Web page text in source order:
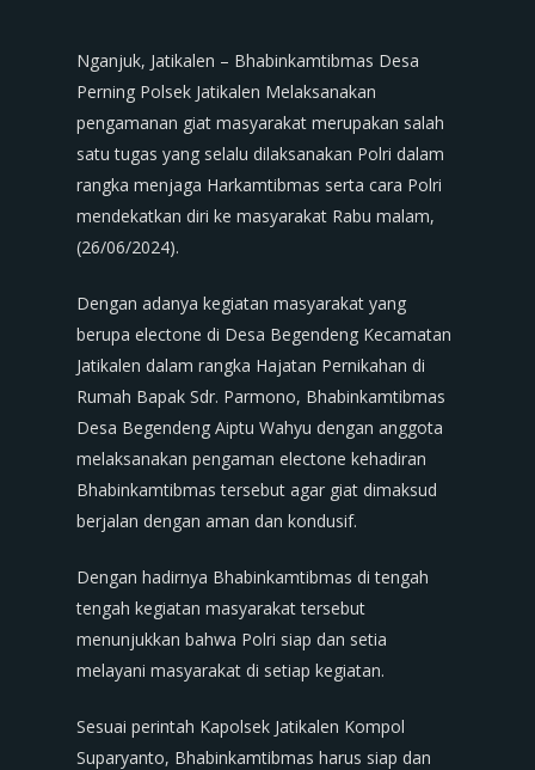
Nganjuk, Jatikalen – Bhabinkamtibmas Desa
Perning Polsek Jatikalen Melaksanakan
pengamanan giat masyarakat merupakan salah
satu tugas yang selalu dilaksanakan Polri dalam
rangka menjaga Harkamtibmas serta cara Polri
mendekatkan diri ke masyarakat Rabu malam,
(26/06/2024).
Dengan adanya kegiatan masyarakat yang
berupa electone di Desa Begendeng Kecamatan
Jatikalen dalam rangka Hajatan Pernikahan di
Rumah Bapak Sdr. Parmono, Bhabinkamtibmas
Desa Begendeng Aiptu Wahyu dengan anggota
melaksanakan pengaman electone kehadiran
Bhabinkamtibmas tersebut agar giat dimaksud
berjalan dengan aman dan kondusif.
Dengan hadirnya Bhabinkamtibmas di tengah
tengah kegiatan masyarakat tersebut
menunjukkan bahwa Polri siap dan setia
melayani masyarakat di setiap kegiatan.
Sesuai perintah Kapolsek Jatikalen Kompol
Suparyanto, Bhabinkamtibmas harus siap dan